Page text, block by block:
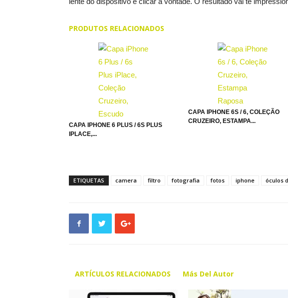
PRODUTOS RELACIONADOS
CAPA IPHONE 6 PLUS / 6S PLUS
IPLACE,...
CAPA IPHONE 6S / 6, COLEÇÃO
CRUZEIRO, ESTAMPA...
ETIQUETAS camera filtro fotografia fotos iphone óculos
ARTÍCULOS RELACIONADOS Más Del Autor